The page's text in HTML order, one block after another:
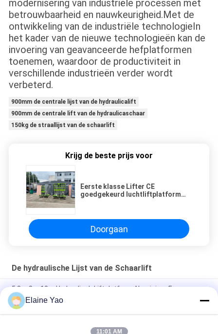
modernisering van industriële processen met
betrouwbaarheid en nauwkeurigheid.Met de
ontwikkeling van de industriële technologieIn
het kader van de nieuwe technologieën kan de
invoering van geavanceerde hefplatformen
toenemen, waardoor de productiviteit in
verschillende industrieën verder wordt
verbeterd.
900mm de centrale lijst van de hydraulicalift
900mm de centrale lift van de hydraulicaschaar
150kg de straallijst van de schaarlift
Krijg de beste prijs voor
Eerste klasse Lifter CE
goedgekeurd luchtliftplatform
Doorgaan
De hydraulische Lijst van de Schaarlift
5.8m 8m 10m Hydraulisch Liftplatform Aluminium Frame
Luchtwerkplatform
Werkplatform met dubbele masten 8 meter verticale lift
Elaine Yao
11:01 AM